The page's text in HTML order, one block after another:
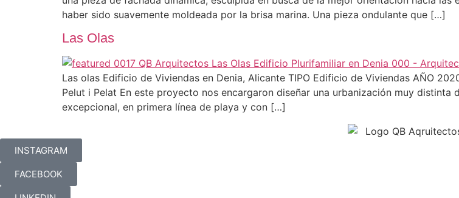
haber sido suavemente moldeada por la brisa marina. Una pieza ondulante que […]
Las Olas
Las olas Edificio de Viviendas en Denia, Alicante TIPO Edificio de Viviendas AÑO
Pelut i Pelat En este proyecto nos encargaron diseñar una urbanización muy
excepcional, en primera línea de playa y con […]
INSTAGRAM
FACEBOOK